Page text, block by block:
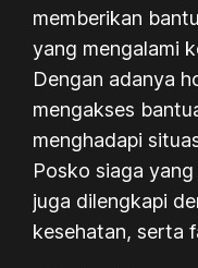
memberikan
yang mengalami
Dengan adanya
mengakses
menghadapi
Posko siaga
juga dilengkapi
kesehatan, serta